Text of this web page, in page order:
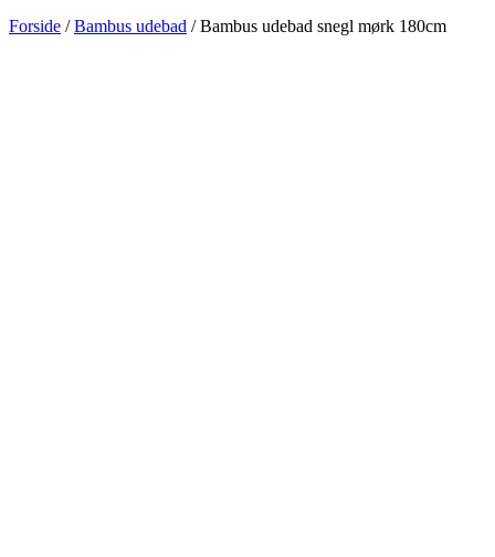
Forside /Bambus udebad / Bambus udebad snegl mørk 180cm